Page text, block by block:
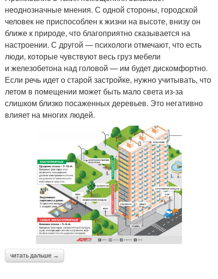
неоднозначные мнения. С одной стороны, городской
человек не приспособлен к жизни на высоте, внизу он
ближе к природе, что благоприятно сказывается на
настроении. С другой — психологи отмечают, что есть
люди, которые чувствуют весь груз мебели
и железобетона над головой — им будет дискомфортно.
Если речь идет о старой застройке, нужно учитывать, что
летом в помещении может быть мало света из-за
слишком близко посаженных деревьев. Это негативно
влияет на многих людей.
читать дальше →